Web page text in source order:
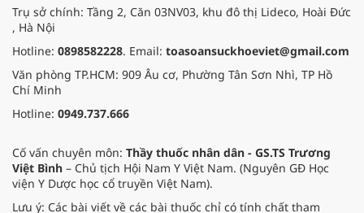
Trụ sở chính: Tầng 2, Căn 03NV03, khu đô thị Lideco, Hoài Đức
, Hà Nội
Hotline: 0898582228. Email: toasoansuckhoeviet@gmail.com
Văn phòng TP.HCM: 909 Âu cơ, Phường Tân Sơn Nhì, TP Hồ
Chí Minh
Hotline: 0949.737.666
Cố vấn chuyên môn: Thầy thuốc nhân dân - GS.TS Trương
Việt Bình – Chủ tịch Hội Nam Y Việt Nam. (Nguyên GĐ Học
viện Y Dược học cổ truyền Việt Nam).
Lưu ý: Các bài viết về các bài thuốc chỉ có tính chất tham